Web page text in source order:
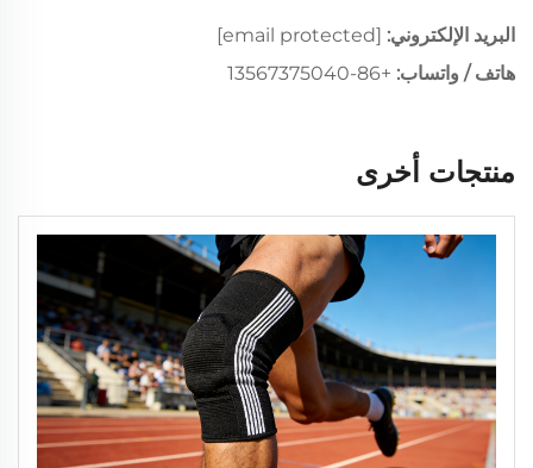
البريد الإلكتروني: [email protected]
هاتف / واتساب: +86-13567375040
منتجات أخرى